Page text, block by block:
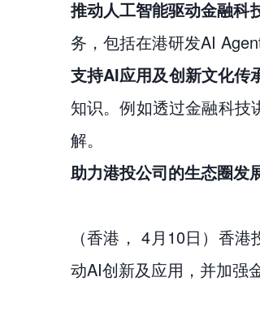
推动人工智能驱动金融科
务，包括在港研发AI
支持AI应用及创新文化传
知识。例如透过金融科技
解。
助力港投公司的生态圈发
（香港， 4月10日）香
动AI创新及应用，并加强